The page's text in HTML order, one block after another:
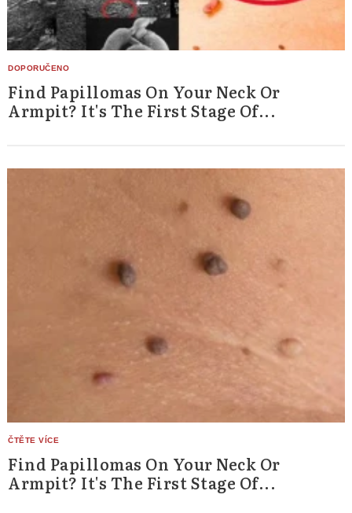
Find Papillomas On Your Neck Or
Armpit? It's The First Stage Of...
Find Papillomas On Your Neck Or
Armpit? It's The First Stage Of...